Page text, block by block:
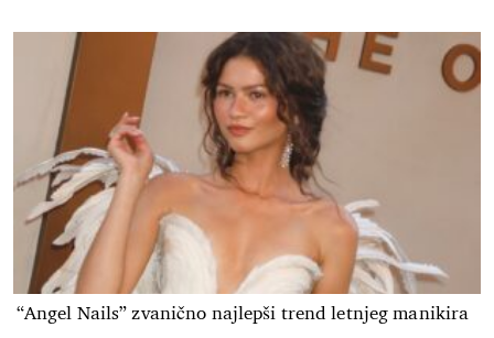
“Angel Nails” zvanično najlepši trend letnjeg manikira